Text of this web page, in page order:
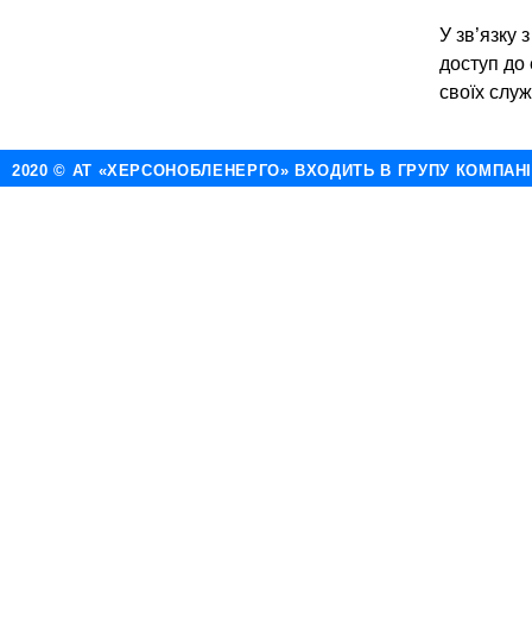
У зв’язку
доступ до
своїх
2020 © АТ «ХЕРСОНОБЛЕНЕРГО» ВХОДИТЬ В ГРУПУ